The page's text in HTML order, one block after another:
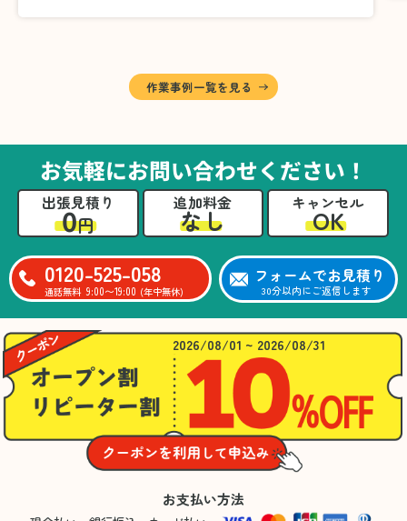
に仕分けしました。
A様から「手際よく進めてくれて助かりまし
るのは難しかったと思います」との温かいお言
葉をいただきました。遺品整理という心の負担
が大きい作業において、少しでもA様の力にな
れたことをスタッフ一同嬉しく思います。
作業事例一覧を見る
お気軽にお問い合わせください！
出張見積り
0円
追加料金
なし
キャンセル
OK
0120-525-058
通話無料 9:00〜19:00 (年中無休)
フォームでお見積り
30分以内にご返信します
2026/08/01 ~ 2026/08/31
お支払い方法